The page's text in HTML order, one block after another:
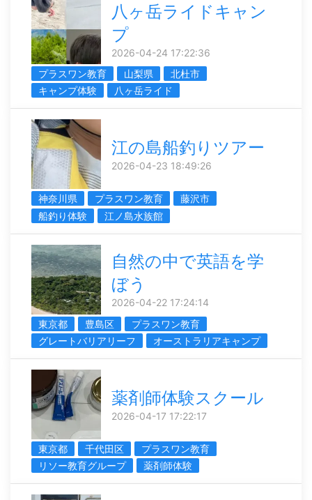
八ヶ岳ライドキャン
プ
2026-04-24 17:22:36
プラスワン教育
山梨県
北杜市
キャンプ体験
八ヶ岳ライド
江の島船釣りツアー
2026-04-23 18:49:26
神奈川県 プラスワン教育
藤沢市
船釣り体験
江ノ島水族館
自然の中で英語を学
ぼう
2026-04-22 17:24:14
東京都
豊島区
プラスワン教育
グレートバリアリーフ
オーストラリアキャンプ
薬剤師体験スクール
2026-04-17 17:22:17
東京都 千代田区
プラスワン教育
リソー教育グループ
薬剤師体験